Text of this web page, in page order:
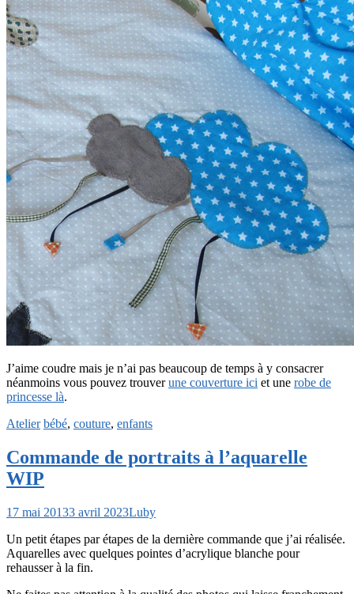
J’aime coudre mais je n’ai pas beaucoup de temps à y consacrer
néanmoins vous pouvez trouverune couverture ici et une robe de
princesse là.
Atelier bébé, couture, enfants
Commande de portraits à l’aquarelle
WIP
17 mai 20133 avril 2023Luby
Un petit étapes par étapes de la dernière commande que j’ai réalisée.
Aquarelles avec quelques pointes d’acrylique blanche pour
rehausser à la fin.